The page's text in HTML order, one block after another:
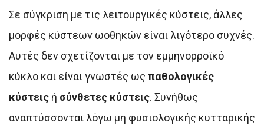
Σε σύγκριση με τις λειτουργικές κύστεις, άλλες
μορφές κύστεων ωοθηκών είναι λιγότερο συχνές.
Αυτές δεν σχετίζονται με τον εμμηνορροϊκό
κύκλο και είναι γνωστές ως παθολογικές
κύστεις ή σύνθετες κύστεις. Συνήθως
αναπτύσσονται λόγω μη φυσιολογικής κυτταρικής